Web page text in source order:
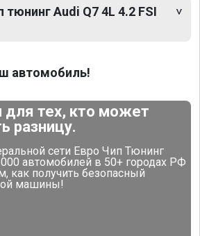
тюнинг Audi Q7 4L 4.2 FSI
автомобиль!
тех, кто может
разницу.
сети Евро Чип Тюнинг
автомобилей в 50+ городах РФ
как получить безопасный
машины!